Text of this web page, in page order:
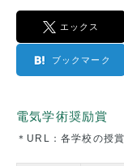
エックス
ブックマーク
電気学術奨励賞
＊URL：各学校の授